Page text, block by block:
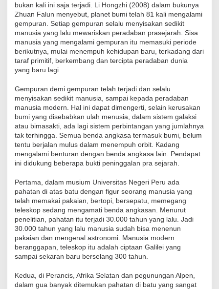
bukan kali ini saja terjadi. Li Hongzhi (2008) dalam bukunya
Zhuan Falun menyebut, planet bumi telah 81 kali mengalami
gempuran. Setiap gempuran selalu menyisakan sedikit
manusia yang lalu mewariskan peradaban prasejarah. Sisa
manusia yang mengalami gempuran itu memasuki periode
berikutnya, mulai menempuh kehidupan baru, terkadang dari
taraf primitif, berkembang dan tercipta peradaban dunia
yang baru lagi.
Gempuran demi gempuran telah terjadi dan selalu
menyisakan sedikit manusia, sampai kepada peradaban
manusia modern. Hal ini dapat dimengerti, selain kerusakan
bumi yang disebabkan ulah menusia, dalam sistem galaksi
atau bimasakti, ada lagi sistem perbintangan yang jumlahnya
tak terhingga. Semua benda angkasa termasuk bumi, belum
tentu berjalan mulus dalam menempuh orbit. Kadang
mengalami benturan dengan benda angkasa lain. Pendapat
ini didukung beberapa bukti peninggalan pra sejarah.
Pertama, dalam musium Universitas Negeri Peru ada
pahatan di atas batu dengan figur seorang manusia yang
telah memakai pakaian, bertopi, bersepatu, memegang
teleskop sedang mengamati benda angkasan. Menurut
penelitian, pahatan itu terjadi 30.000 tahun yang lalu. Jadi
30.000 tahun yang lalu manusia sudah bisa menenun
pakaian dan mengenal astronomi. Manusia modern
beranggapan, teleskop itu adalah ciptaan Galilei yang
sampai sekaran baru berselang 300 tahun.
Kedua, di Perancis, Afrika Selatan dan pegunungan Alpen,
dalam gua banyak ditemukan pahatan di batu yang sangat